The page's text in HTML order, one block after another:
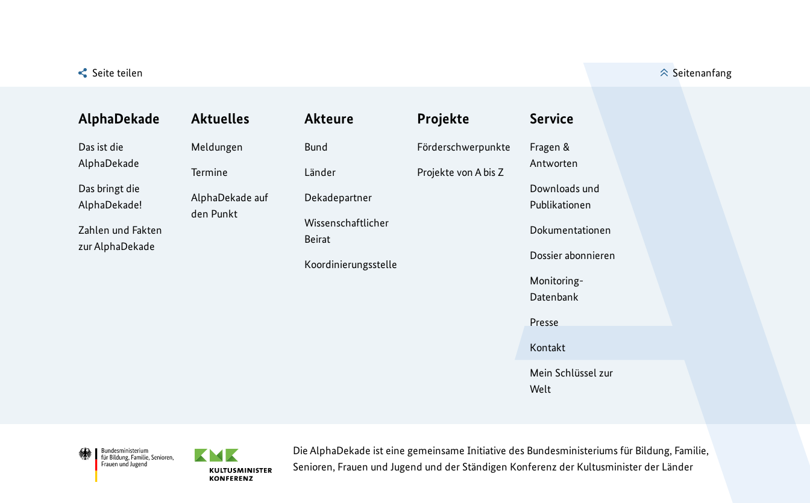
Seite teilen Seitenanfang
AlphaDekade
Das ist die
AlphaDekade
Das bringt die
AlphaDekade!
Zahlen und Fakten
zur AlphaDekade
Aktuelles
Meldungen
Termine
AlphaDekade auf
den Punkt
Akteure
Bund
Länder
Dekadepartner
Wissenschaftlicher
Beirat
Koordinierungsstelle
Projekte
Förderschwerpunkte
Projekte von A bis Z
Service
Fragen &
Antworten
Downloads und
Publikationen
Dokumentationen
Dossier abonnieren
Monitoring-
Datenbank
Presse
Kontakt
Mein Schlüssel zur
Welt
Die AlphaDekade ist eine gemeinsame Initiative des Bundesministeriums für Bildung, Familie,
Senioren, Frauen und Jugend und der Ständigen Konferenz der Kultusminister der Länder